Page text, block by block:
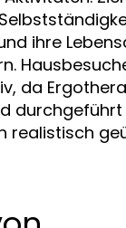
ihre
da
realistisch